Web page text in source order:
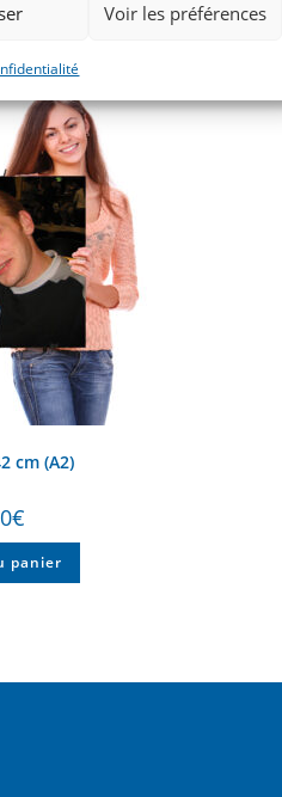
Voir les préférences
cm (A2)
€
panier